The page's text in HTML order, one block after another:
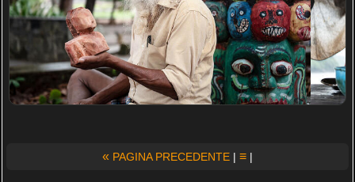
« PAGINA PRECEDENTE | ≡ |